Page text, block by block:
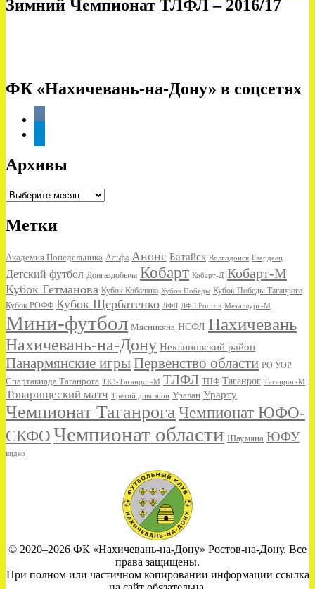
Зимний Чемпионат ТЛФЛ – 2016/17
ФК «Нахичевань-на-Дону» в соцсетях
Архивы
Архивы
Метки
Академия Понедельника Альфа Анонс Батайск Волгодонск Гвардеец
Детский футбол Донгаздобыча Кобарт Кобарт-Д Кобарт-М
Кубок Гетманова Кубок Кобаляна Кубок Победы Кубок Победы Таганрога
Кубок РОФФ Кубок Щербатенко ЛФЛ ЛФЛ Ростов Металлург-М
Мини-футбол Мясникяна НСФЛ Нахичевань
Нахичевань-на-Дону Неклиновский район
Панармянские игрыПервенство области РО УОР
Спартакиада Таганрога ТКЗ-Таганрог-М ТЛФЛ ТПФ Таганрог Таганрог-М
Товарищеский матч Третий дивизион Уралан Урарту
Чемпионат ТаганрогаЧемпионат ЮФО-
СКФОЧемпионат области Шаумяна ЮФУ
видео
© 2020–2026 ФК «Нахичевань-на-Дону» Ростов-на-Дону. Все
права защищены.
При полном или частичном копировании информации ссылка